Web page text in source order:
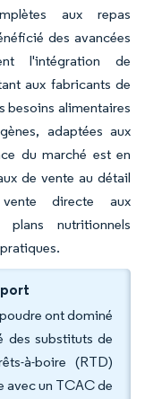
aux repas
des avancées
l'intégration de
aux fabricants de
besoins alimentaires
adaptées aux
du marché est en
de vente au détail
directe aux
nutritionnels
ont dominé
des substituts de
à-boire (RTD)
avec un TCAC de